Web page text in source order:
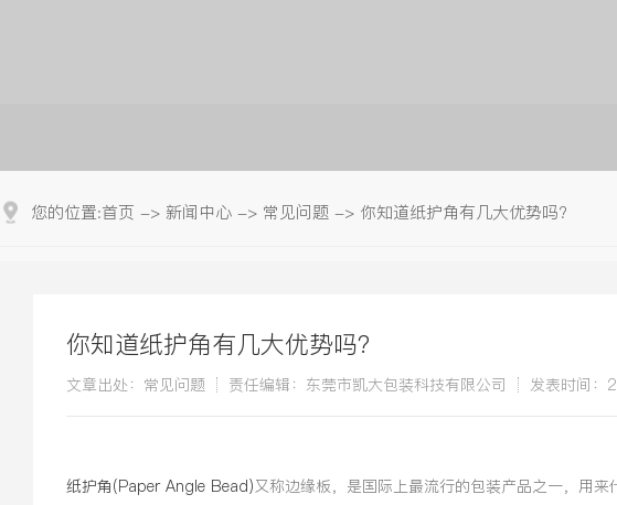
您的位置:首页 -> 新闻中心 -> 常见问题 -> 你知道纸护角有几大优势吗?
你知道纸护角有几大优势吗?
文章出处：常见问题 责任编辑：东莞市凯大包装科技有限公司 发表时间
纸护角(paper Angle Bead)又称边缘板，是国际上最流行的包装产品之一，用